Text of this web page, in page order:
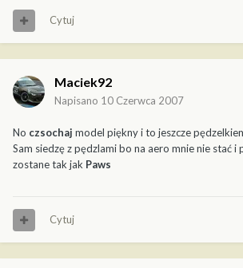
Cytuj
Maciek92
Napisano 10 Czerwca 2007
No czsochaj model piękny i to jeszcze
Sam siedzę z pędzlami bo na aero mnie nie stać i
zostane tak jak Paws
Cytuj